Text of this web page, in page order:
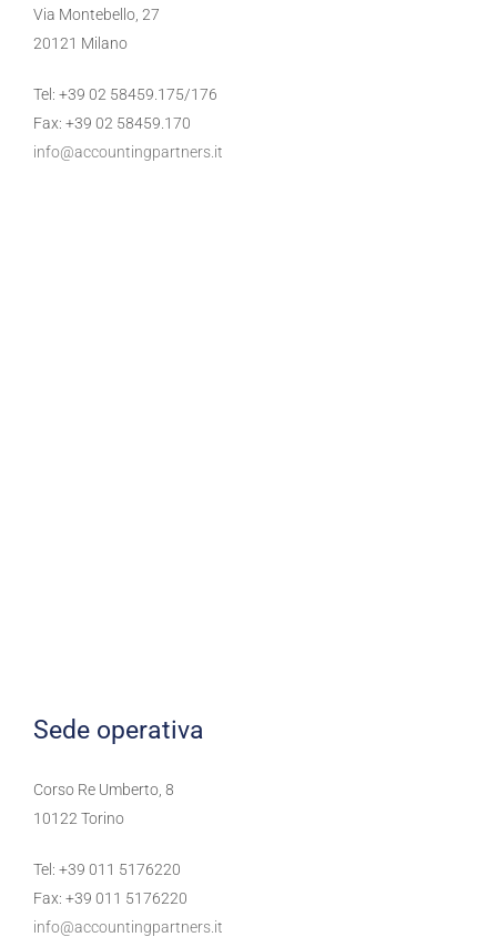
Via Montebello, 27
20121 Milano
Tel: +39 02 58459.175/176
Fax: +39 02 58459.170
info@accountingpartners.it
Sede operativa
Corso Re Umberto, 8
10122 Torino
Tel: +39 011 5176220
Fax: +39 011 5176220
info@accountingpartners.it